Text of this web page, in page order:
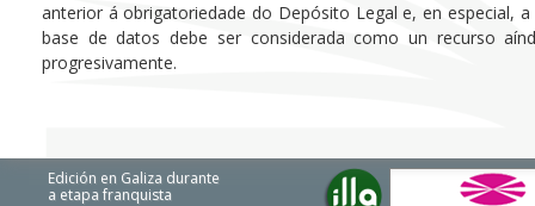
anterior á obrigatoriedade do Depósito Legal e, en especial,
base de datos debe ser considerada como un recurso
progresivamente.
Edición en Galiza durante
a etapa franquista